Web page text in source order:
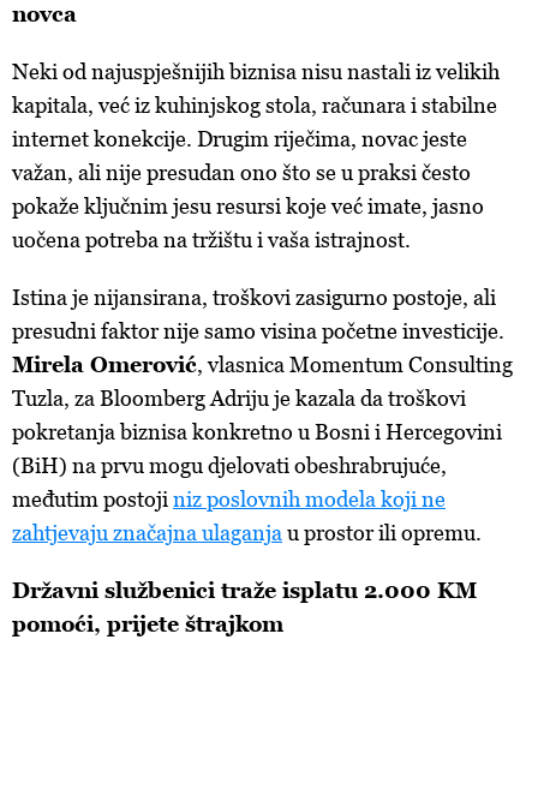
novca
Neki od najuspješnijih biznisa nisu nastali iz velikih
kapitala, već iz kuhinjskog stola, računara i stabilne
internet konekcije. Drugim riječima, novac jeste
važan, ali nije presudan ono što se u praksi često
pokaže ključnim jesu resursi koje već imate, jasno
uočena potreba na tržištu i vaša istrajnost.
Istina je nijansirana, troškovi zasigurno postoje, ali
presudni faktor nije samo visina početne investicije.
Mirela Omerović, vlasnica Momentum Consulting
Tuzla, za Bloomberg Adriju je kazala da troškovi
pokretanja biznisa konkretno u Bosni i Hercegovini
(BiH) na prvu mogu djelovati obeshrabrujuće,
međutim postoji niz poslovnih modela koji ne
zahtjevaju značajna ulaganja u prostor ili opremu.
Državni službenici traže isplatu 2.000 KM
pomoći, prijete štrajkom